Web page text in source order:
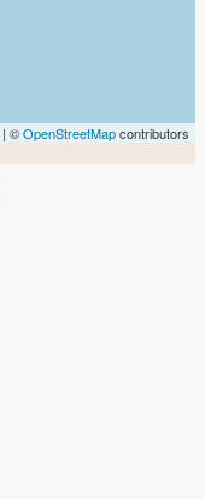
| ©OpenStreetMapcontributors